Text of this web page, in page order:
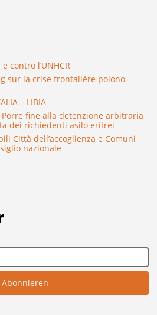
contro l’UNHCR
sur la crise frontalière polono-
– LIBIA
fine alla detenzione arbitraria
dei richiedenti asilo eritrei
Città dell’accoglienza e Comuni
nazionale